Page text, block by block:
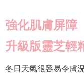
強化肌膚屏障
升級版靈芝
冬日天氣很容易令膚